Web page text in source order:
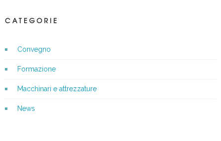
CATEGORIE
Convegno
Formazione
Macchinari e attrezzature
News